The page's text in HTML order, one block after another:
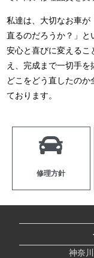
私達は、大切なお車が
直るのだろうか？」と
安心と喜びに変えるこ
え、完成まで一切手を
どこをどう直したの
ております。
修理方針
神奈